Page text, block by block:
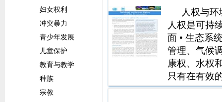
妇女权利
冲突暴力
青少年发展
儿童保护
教育与教学
种族
宗教
人权与
人权是可持
面 • 生态系
管理、气候
康权、水权
只有在有效
情权、公众